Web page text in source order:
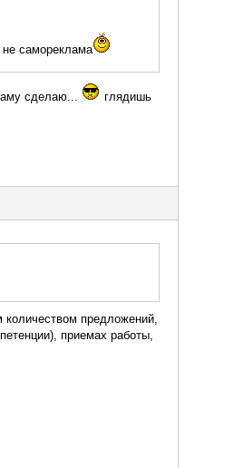
не самореклама
сделаю...
глядишь
предложений,
приемах работы,